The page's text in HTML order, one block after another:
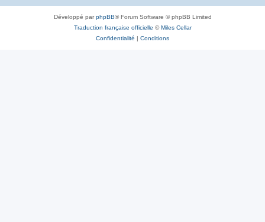
Développé parphpBB® Forum Software © phpBB Limited
Traduction française officielle ©Miles Cellar
Confidentialité | Conditions